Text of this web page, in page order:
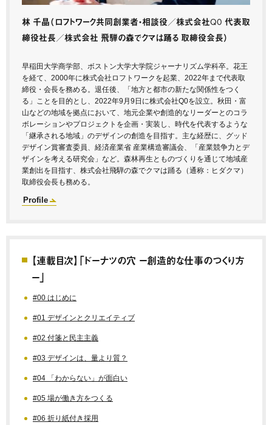
林 千晶（ロフトワーク共同創業者・相談役／株式会社Q0 代表取
締役社長／株式会社 飛騨の森でクマは踊る 取締役会長）
早稲田大学商学部、ボストン大学大学院ジャーナリズム学科卒。花王
を経て、2000年に株式会社ロフトワークを起業、2022年まで代表取
締役・会長を務める。退任後、「地方と都市の新たな関係性をつく
る」ことを目的とし、2022年9月9日に株式会社Q0を設立。秋田・富
山などの地域を拠点において、地元企業や創造的なリーダーとのコラ
ボレーションやプロジェクトを企画・実装し、時代を代表するような
「継承される地域」のデザインの創造を目指す。主な経歴に、グッド
デザイン賞審査委員、経済産業省 産業構造審議会、「産業競争力とデ
ザインを考える研究会」など。森林再生とものづくりを通じて地域産
業創出を目指す、株式会社飛騨の森でクマは踊る（通称：ヒダクマ）
取締役会長も務める。
Profile
【連載目次】「ドーナツの穴 ー創造的な仕事のつくり方
ー」
#00 はじめに
#01 デザインとクリエイティブ
#02 付箋と民主主義
#03 デザインは、量より質？
#04 「わからない」が面白い
#05 場が働き方をつくる
#06 折り紙付き採用